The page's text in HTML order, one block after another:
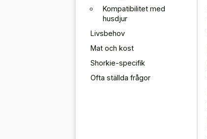
Kompatibilitet med
husdjur
Livsbehov
Mat och kost
Shorkie-specifik
Ofta ställda frågor